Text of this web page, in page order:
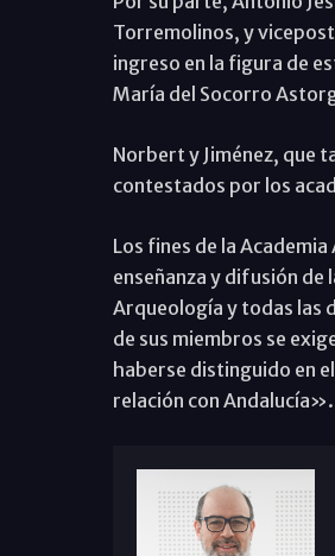
Torremolinos, y
ingreso en la figura de
María del Socorro
Norbert y Jiménez, que
contestados por los
Los fines de la
enseñanza y difusión de
Arqueología y todas las
de sus miembros se
haberse distinguido en
relación con Andalucía».